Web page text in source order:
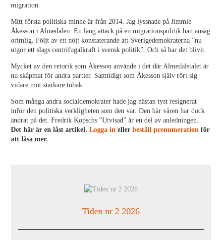
migration.
Mitt första politiska minne är från 2014. Jag lyssnade på Jimmie
Åkesson i Almedalen. En lång attack på en migrationspolitik han ansåg
orimlig. Följt av ett nöjt konstaterande att Sverigedemokraterna ”nu
utgör ett slags centrifugalkraft i svensk politik”. Och så har det blivit.
Mycket av den retorik som Åkesson använde i det där Almedalstalet är
nu skåpmat för andra partier. Samtidigt som Åkesson själv rört sig
vidare mot starkare tobak.
Som många andra socialdemokrater hade jag nästan tyst resignerat
inför den politiska verkligheten som den var. Den här våren har dock
ändrat på det. Fredrik Kopschs ”Utvisad” är en del av anledningen.
Det här är en låst artikel.Logga in ellerbeställ prenumeration för
att läsa mer.
Tiden nr 2 2026